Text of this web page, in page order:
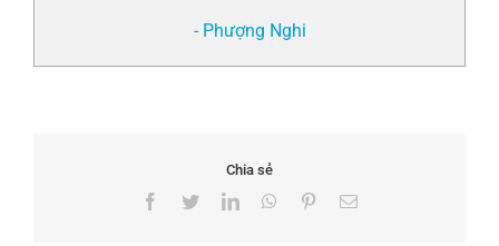
- Phượng Nghi
Chia sẻ
Facebook
TwitterLinkedInWhatsApp
PinterestEmail